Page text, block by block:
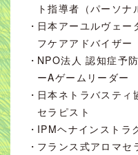
ト指導者（パーソナ
日本アーユルヴェー
フケアアドバイザー
NPO法人 認知症予
ーAゲームリーダー
日本ネトラバステ
セラピスト
IPMヘナインストラ
フランス式アロマセ